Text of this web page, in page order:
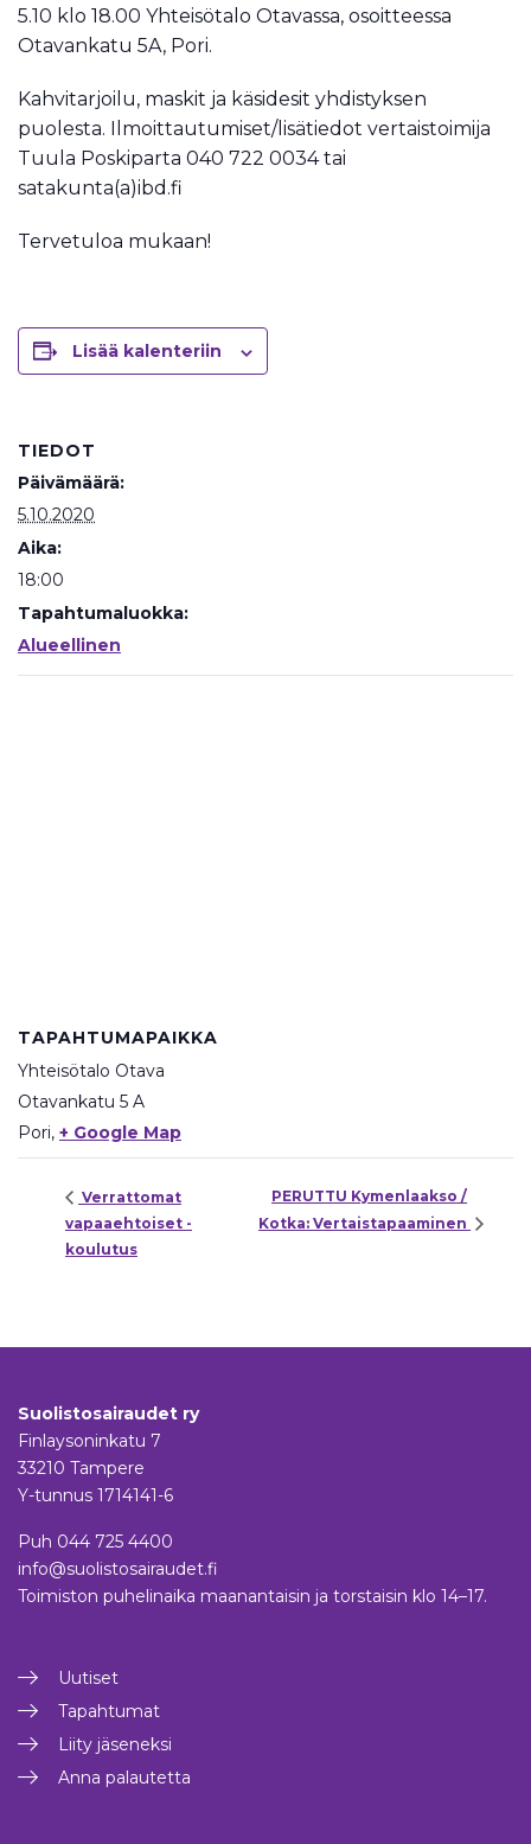
5.10 klo 18.00 Yhteisötalo Otavassa, osoitteessa
Otavankatu 5A, Pori.
Kahvitarjoilu, maskit ja käsidesit yhdistyksen
puolesta. Ilmoittautumiset/lisätiedot vertaistoimija
Tuula Poskiparta 040 722 0034 tai
satakunta(a)ibd.fi
Tervetuloa mukaan!
Lisää kalenteriin
TIEDOT
Päivämäärä:
5.10.2020
Aika:
18:00
Tapahtumaluokka:
Alueellinen
TAPAHTUMAPAIKKA
Yhteisötalo Otava
Otavankatu 5 A
Pori, + Google Map
Verrattomat
vapaaehtoiset -
koulutus
PERUTTU Kymenlaakso /
Kotka: Vertaistapaaminen
Suolistosairaudet ry
Finlaysoninkatu 7
33210 Tampere
Y-tunnus 1714141-6
Puh 044 725 4400
info@suolistosairaudet.fi
Toimiston puhelinaika maanantaisin ja torstaisin klo 14–17.
Uutiset
Tapahtumat
Liity jäseneksi
Anna palautetta